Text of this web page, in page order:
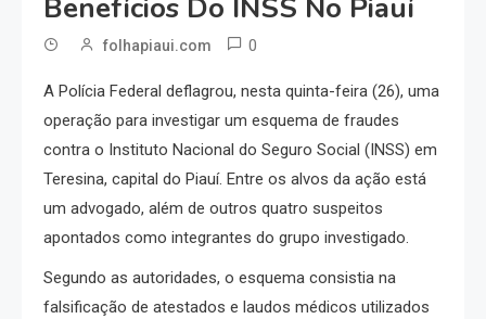
Benefícios Do INSS No Piauí
folhapiaui.com 0
A Polícia Federal deflagrou, nesta quinta-feira (26), uma
operação para investigar um esquema de fraudes
contra o Instituto Nacional do Seguro Social (INSS) em
Teresina, capital do Piauí. Entre os alvos da ação está
um advogado, além de outros quatro suspeitos
apontados como integrantes do grupo investigado.
Segundo as autoridades, o esquema consistia na
falsificação de atestados e laudos médicos utilizados